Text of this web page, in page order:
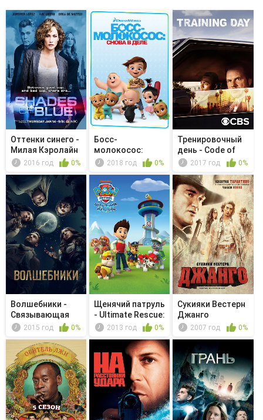
Оттенки синего -
Милая Кэролайн
2016 год 0%
Босс-
молокосос:
Снова в деле -
2018 год 0%
Тренировочный
день - Code of
Honor2017 год 0%
Волшебники -
Связывающая
клятва
2015 год 0%
Щенячий патруль
- Ultimate Rescue:
Pu...2013 год 0%
Сукияки Bестерн
Джанго
2007 год 0%